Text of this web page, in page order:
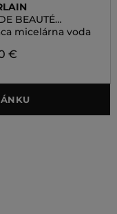
BEAUTÉ
LOTION
micelárna voda
€